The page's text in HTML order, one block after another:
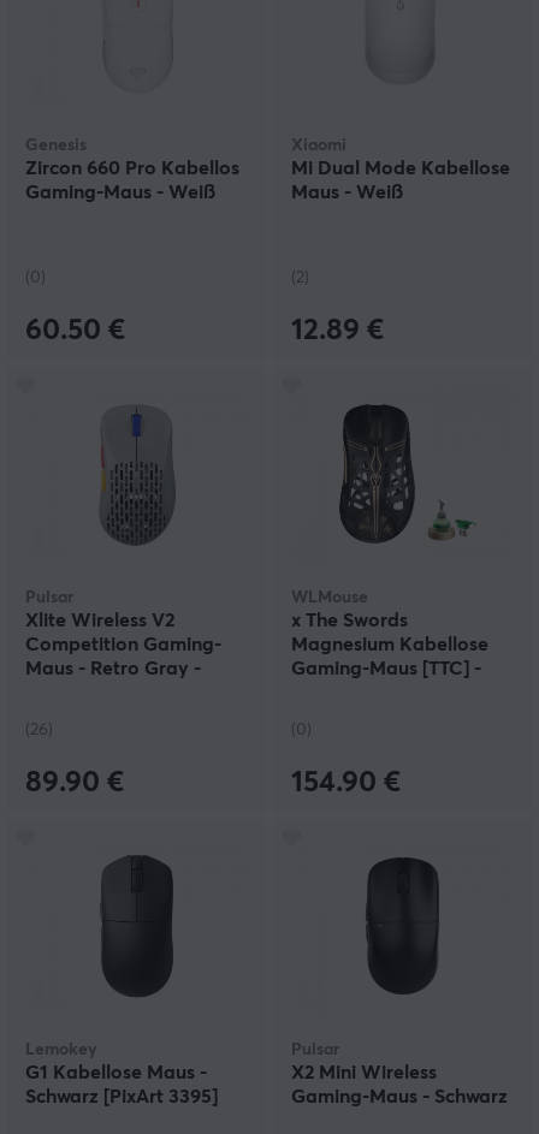
Genesis
Zircon 660 Pro Kabellos
Gaming-Maus - Weiß
(0)
60.50 €
Xiaomi
Mi Dual Mode Kabellose
Maus - Weiß
(2)
12.89 €
Pulsar
Xlite Wireless V2
Competition Gaming-
Maus - Retro Gray -
(26)
89.90 €
WLMouse
x The Swords
Magnesium Kabellose
Gaming-Maus [TTC] -
(0)
154.90 €
Lemokey
G1 Kabellose Maus -
Schwarz [PixArt 3395]
Pulsar
X2 Mini Wireless
Gaming-Maus - Schwarz